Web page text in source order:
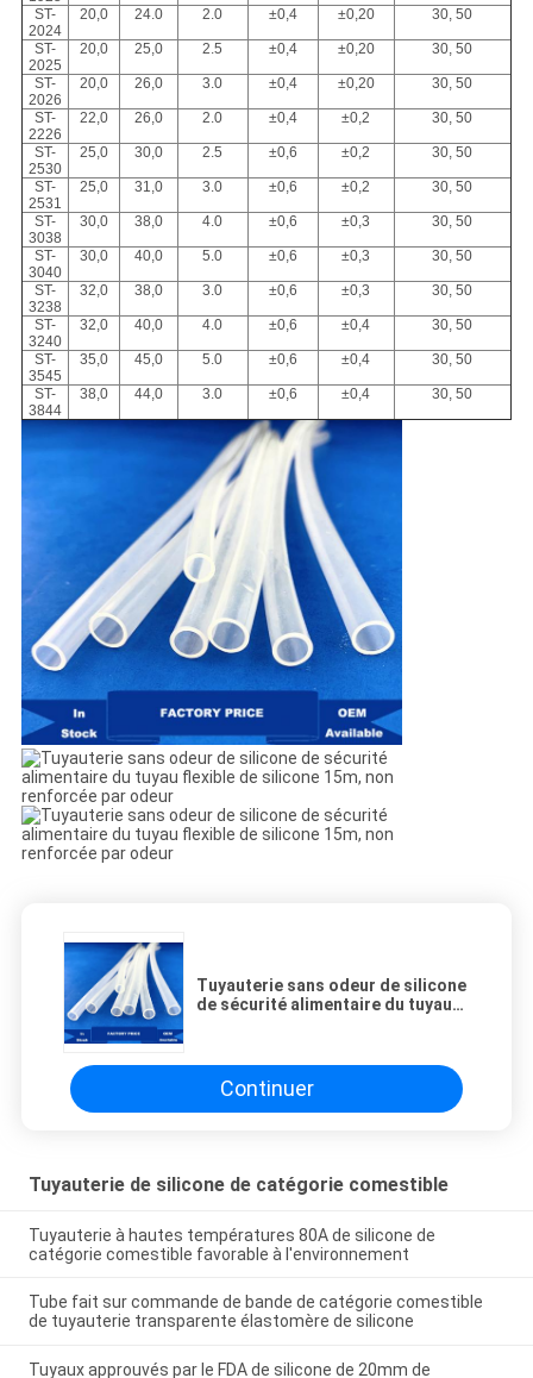
ST-
2024
20,0 24.0 2.0 ±0,4 ±0,20 30, 50
ST-
2025
20,0 25,0 2.5 ±0,4 ±0,20 30, 50
ST-
2026
20,0 26,0 3.0 ±0,4 ±0,20 30, 50
ST-
2226
22,0 26,0 2.0 ±0,4 ±0,2 30, 50
ST-
2530
25,0 30,0 2.5 ±0,6 ±0,2 30, 50
ST-
2531
25,0 31,0 3.0 ±0,6 ±0,2 30, 50
ST-
3038
30,0 38,0 4.0 ±0,6 ±0,3 30, 50
ST-
3040
30,0 40,0 5.0 ±0,6 ±0,3 30, 50
ST-
3238
32,0 38,0 3.0 ±0,6 ±0,3 30, 50
ST-
3240
32,0 40,0 4.0 ±0,6 ±0,4 30, 50
ST-
3545
35,0 45,0 5.0 ±0,6 ±0,4 30, 50
ST-
3844
38,0 44,0 3.0 ±0,6 ±0,4 30, 50
Tuyauterie sans odeur de silicone
de sécurité alimentaire du tuyau
Continuer
Tuyauterie de silicone de catégorie comestible
Tuyauterie à hautes températures 80A de silicone de
catégorie comestible favorable à l'environnement
Tube fait sur commande de bande de catégorie comestible
de tuyauterie transparente élastomère de silicone
Tuyaux approuvés par le FDA de silicone de 20mm de